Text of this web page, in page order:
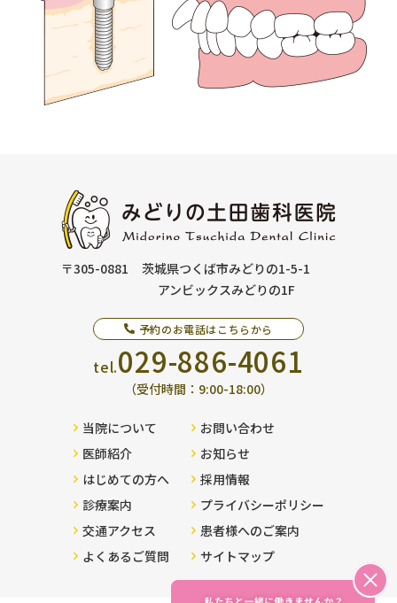
〒305-0881
茨城県つくば市みどりの1-5-1
アンビックスみどりの1F
予約のお電話はこちらから
tel.029-886-4061
（受付時間：9:00-18:00）
当院について
医師紹介
はじめての方へ
診療案内
交通アクセス
よくあるご質問
お問い合わせ
お知らせ
採用情報
プライバシーポリシー
患者様へのご案内
サイトマップ